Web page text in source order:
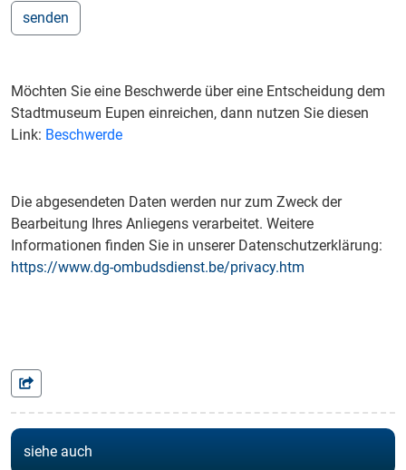
Möchten Sie eine Beschwerde über eine Entscheidung dem
Stadtmuseum Eupen einreichen, dann nutzen Sie diesen
Link: Beschwerde
Die abgesendeten Daten werden nur zum Zweck der
Bearbeitung Ihres Anliegens verarbeitet. Weitere
Informationen finden Sie in unserer Datenschutzerklärung:
https://www.dg-ombudsdienst.be/privacy.htm
siehe auch